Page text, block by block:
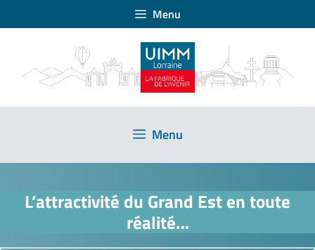
Menu
Menu
L’attractivité du Grand Est en toute
réalité…